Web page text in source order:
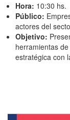
Hora: 10:30 hs.
Público:
actores del
Objetivo:
herramientas
estratégica con